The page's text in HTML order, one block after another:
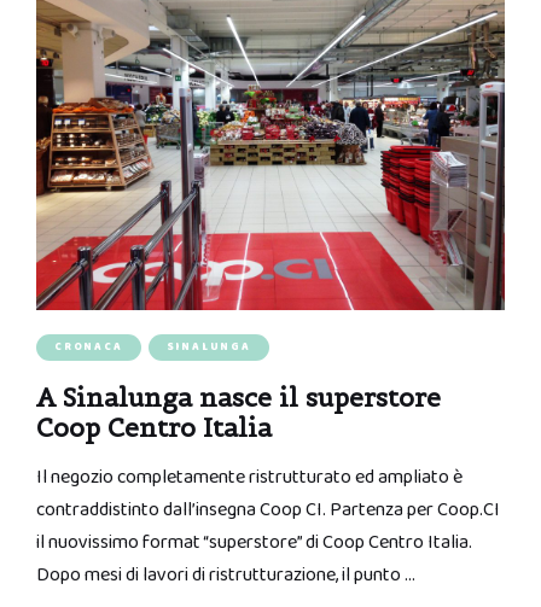
CRONACA SINALUNGA
A Sinalunga nasce il superstore
Coop Centro Italia
Il negozio completamente ristrutturato ed ampliato è
contraddistinto dall’insegna Coop CI. Partenza per Coop.CI
il nuovissimo format “superstore” di Coop Centro Italia.
Dopo mesi di lavori di ristrutturazione, il punto …